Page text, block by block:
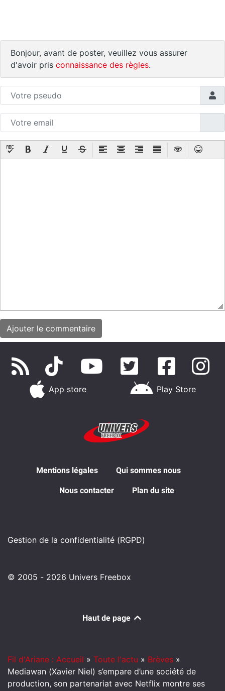
Bonjour, avant de poster, veuillez vous assurer
d'avoir pris connaissance des règles.
App store Play Store
Mentions légales Qui sommes nous
Nous contacter Plan du site
Gestion de la confidentialité (RGPD)
© 2005 - 2026 Univers Freebox
Haut de page
Fil d'Ariane : Accueil » Toute l'actu » Brèves »
Mediawan (Xavier Niel) s’empare d’une société de
production, son partenariat avec Netflix montre ses